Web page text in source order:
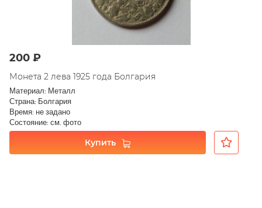
200 ₽
Монета 2 лева 1925 года Болгария
Материал: Металл
Страна: Болгария
Время: не задано
Состояние: см. фото
Купить